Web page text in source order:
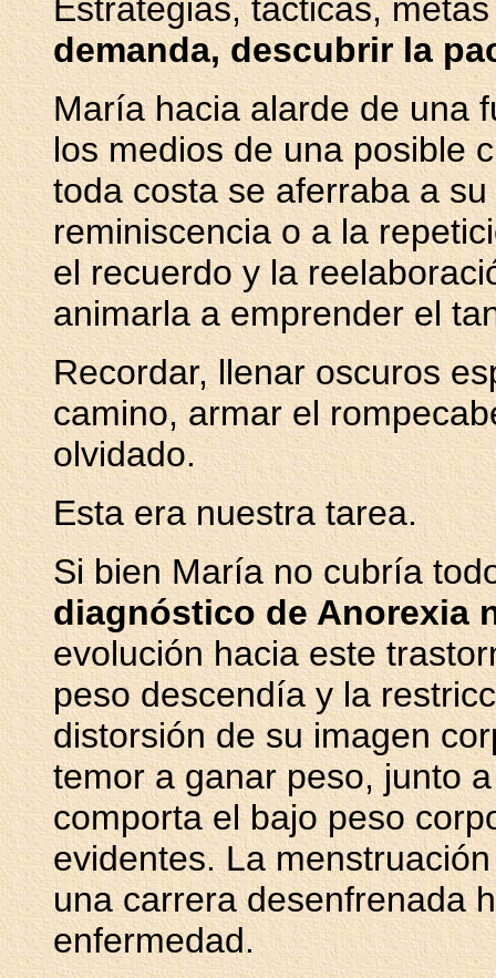
Estrategias, tácticas,
demanda, descubrir la
María hacia alarde de una
los medios de una posible
toda costa se aferraba a
reminiscencia o a la
el recuerdo y la
animarla a emprender el
Recordar, llenar oscuros
camino, armar el
olvidado.
Esta era nuestra tarea.
Si bien María no cubría
diagnóstico de Anorexia
evolución hacia este
peso descendía y la
distorsión de su imagen
temor a ganar peso, junto
comporta el bajo peso
evidentes. La
una carrera desenfrenada
enfermedad.